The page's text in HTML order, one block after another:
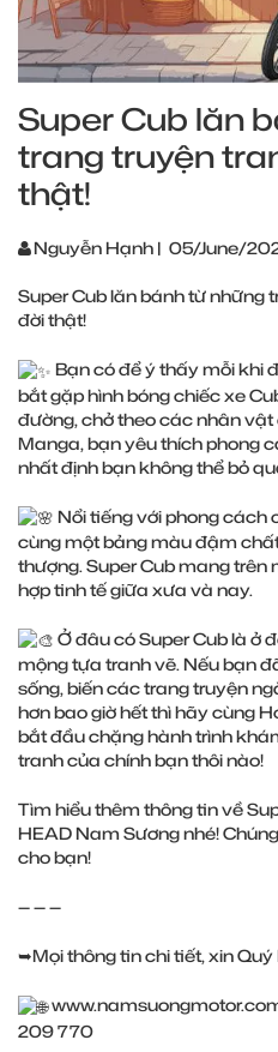
Super Cub lăn
trang truyện
thật!
Nguyễn Hạnh | 05/June/
Super Cub lăn bánh từ những
đời thật!
Bạn có để ý thấy mỗi khi
bắt gặp hình bóng chiếc xe
đường, chở theo các nhân vật
Manga, bạn yêu thích phong
nhất định bạn không thể bỏ
Nổi tiếng với phong cách
cùng một bảng màu đậm
thượng. Super Cub mang trên
hợp tinh tế giữa xưa và nay.
Ở đâu có Super Cub là ở
mộng tựa tranh vẽ. Nếu bạn
sống, biến các trang truyện
hơn bao giờ hết thì hãy cùng
bắt đầu chặng hành trình
tranh của chính bạn thôi nào!
Tìm hiểu thêm thông tin về
HEAD Nam Sương nhé!
cho bạn!
— — —
➥Mọi thông tin chi tiết, xin Quý
209 770